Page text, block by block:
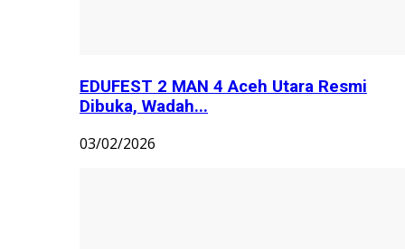
EDUFEST 2 MAN 4 Aceh Utara Resmi
Dibuka, Wadah...
03/02/2026